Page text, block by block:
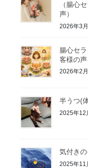
（腸心
声）
2026年3
腸心セ
客様の
2026年2
半うつ(
2025年12
気付き
2025年11